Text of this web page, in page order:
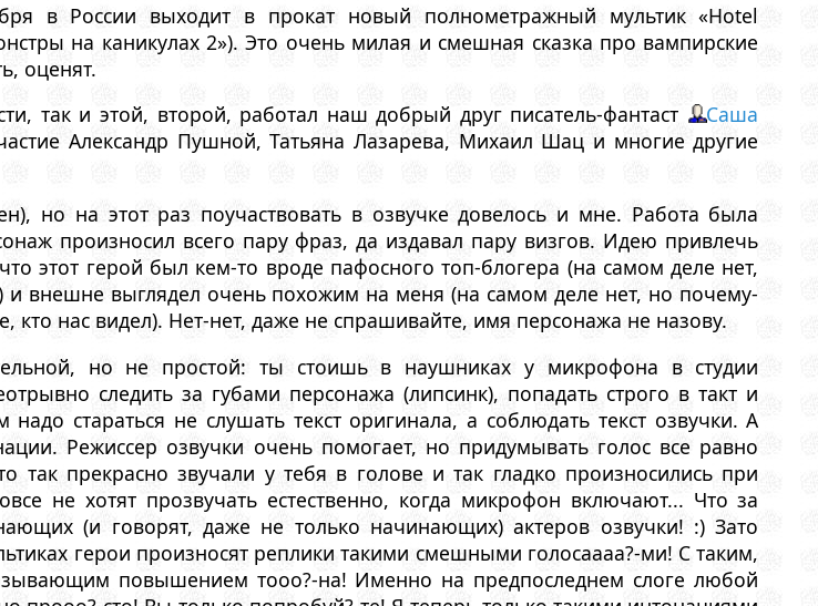
в России выходит в прокат новый полнометражный мультик «Hotel
на каникулах 2»). Это очень милая и смешная сказка про вампирские
оценят.
так и этой, второй, работал наш добрый друг писатель-фантаст
Саша
Александр Пушной, Татьяна Лазарева, Михаил Шац и многие другие
но на этот раз поучаствовать в озвучке довелось и мне. Работа была
произносил всего пару фраз, да издавал пару визгов. Идею привлечь
этот герой был кем-то вроде пафосного топ-блогера (на самом деле нет,
внешне выглядел очень похожим на меня (на самом деле нет, но почему-
кто нас видел). Нет-нет, даже не спрашивайте, имя персонажа не назову.
но не простой: ты стоишь в наушниках у микрофона в студии
следить за губами персонажа (липсинк), попадать строго в такт и
стараться не слушать текст оригинала, а соблюдать текст озвучки. А
Режиссер озвучки очень помогает, но придумывать голос все равно
так прекрасно звучали у тебя в голове и так гладко произносились при
не хотят прозвучать естественно, когда микрофон включают... Что за
(и говорят, даже не только начинающих) актеров озвучки! :) Зато
герои произносят реплики такими смешными голосаааа?-ми! С таким,
повышением тооо?-на! Именно на предпоследнем слоге любой